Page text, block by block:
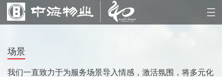
场景
我们一直致力于为服务场景导入情感，激活氛围，将多元化